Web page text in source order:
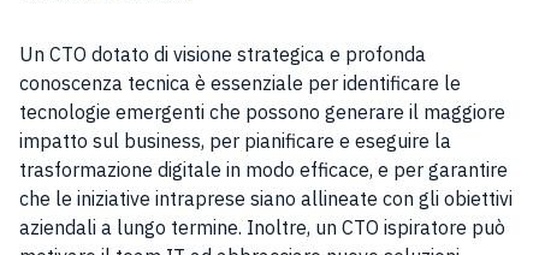
Un CTO dotato di visione strategica e profonda
conoscenza tecnica è essenziale per identificare le
tecnologie emergenti che possono generare il maggiore
impatto sul business, per pianificare e eseguire la
trasformazione digitale in modo efficace, e per garantire
che le iniziative intraprese siano allineate con gli obiettivi
aziendali a lungo termine. Inoltre, un CTO ispiratore può